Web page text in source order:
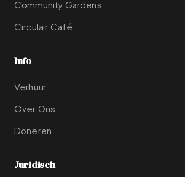
Community Gardens
Circulair Café
Info
Verhuur
Over Ons
Doneren
Juridisch